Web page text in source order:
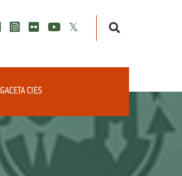
GACETA CIES